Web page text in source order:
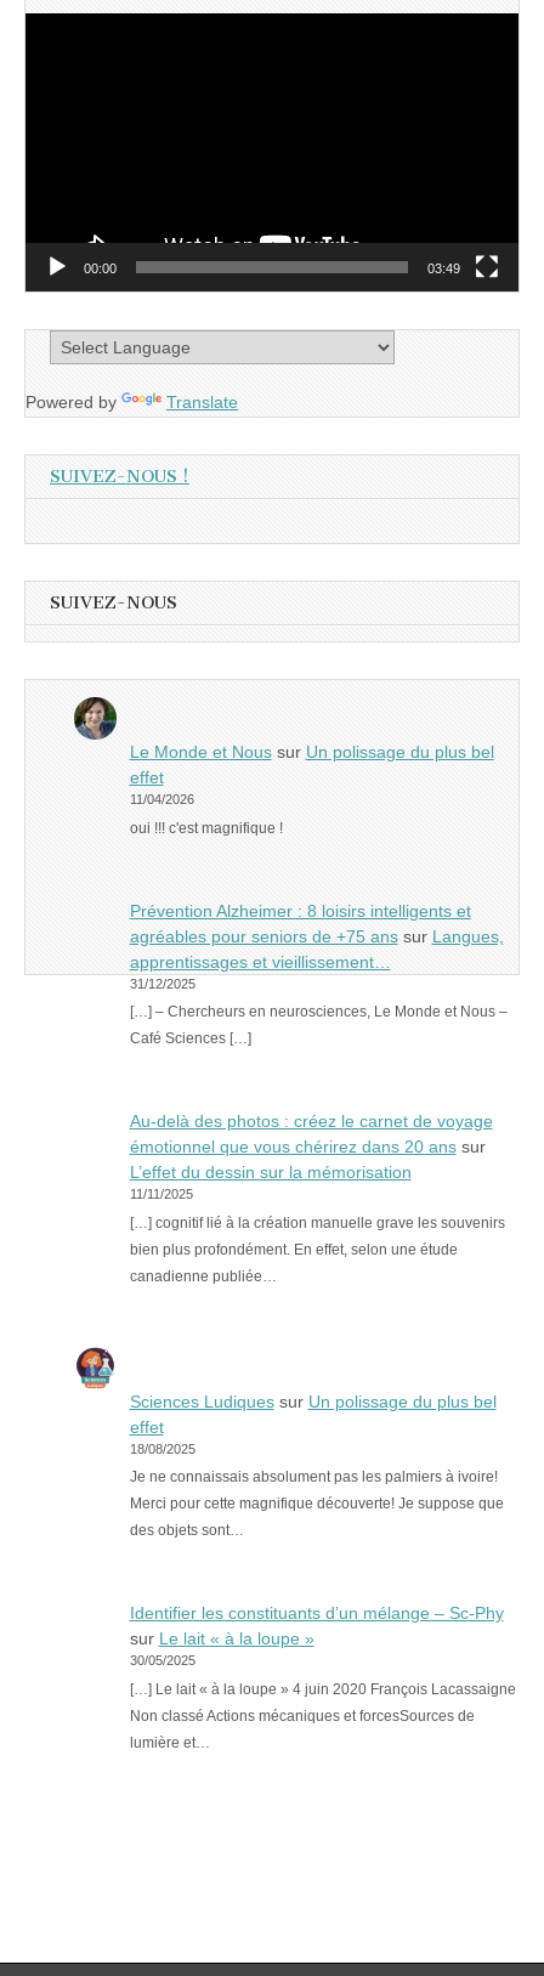
00:00 03:49
Powered by Translate
SUIVEZ-NOUS !
SUIVEZ-NOUS
Le Monde et Noussur Un polissage du plus bel
effet
11/04/2026
oui !!! c'est magnifique !
Prévention Alzheimer : 8 loisirs intelligents et
agréables pour seniors de +75 anssur Langues,
apprentissages et vieillissement…
31/12/2025
[…] – Chercheurs en neurosciences, Le Monde et Nous –
Café Sciences […]
Au-delà des photos : créez le carnet de voyage
émotionnel que vous chérirez dans 20 anssur
L’effet du dessin sur la mémorisation
11/11/2025
[…] cognitif lié à la création manuelle grave les souvenirs
bien plus profondément. En effet, selon une étude
canadienne publiée…
Sciences Ludiquessur Un polissage du plus bel
effet
18/08/2025
Je ne connaissais absolument pas les palmiers à ivoire!
Merci pour cette magnifique découverte! Je suppose que
des objets sont…
Identifier les constituants d’un mélange – Sc-Phy
sur Le lait « à la loupe »
30/05/2025
[…] Le lait « à la loupe » 4 juin 2020 François Lacassaigne
Non classé Actions mécaniques et forcesSources de
lumière et…